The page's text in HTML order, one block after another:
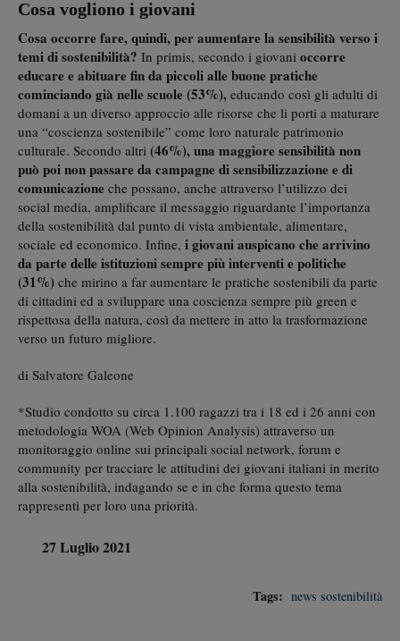
Cosa vogliono i giovani
Cosa occorre fare, quindi, per aumentare la sensibilità verso i
temi di sostenibilità? In primis, secondo i giovani occorre
educare e abituare fin da piccoli alle buone pratiche
cominciando già nelle scuole (53%), educando così gli adulti di
domani a un diverso approccio alle risorse che li porti a maturare
una “coscienza sostenibile” come loro naturale patrimonio
culturale. Secondo altri (46%), una maggiore sensibilità non
può poi non passare da campagne di sensibilizzazione e di
comunicazione che possano, anche attraverso l’utilizzo dei
social media, amplificare il messaggio riguardante l’importanza
della sostenibilità dal punto di vista ambientale, alimentare,
sociale ed economico. Infine, i giovani auspicano che arrivino
da parte delle istituzioni sempre più interventi e politiche
(31%) che mirino a far aumentare le pratiche sostenibili da parte
di cittadini ed a sviluppare una coscienza sempre più green e
rispettosa della natura, così da mettere in atto la trasformazione
verso un futuro migliore.
di Salvatore Galeone
*Studio condotto su circa 1.100 ragazzi tra i 18 ed i 26 anni con
metodologia WOA (Web Opinion Analysis) attraverso un
monitoraggio online sui principali social network, forum e
community per tracciare le attitudini dei giovani italiani in merito
alla sostenibilità, indagando se e in che forma questo tema
rappresenti per loro una priorità.
27 Luglio 2021
Tags: news sostenibilità